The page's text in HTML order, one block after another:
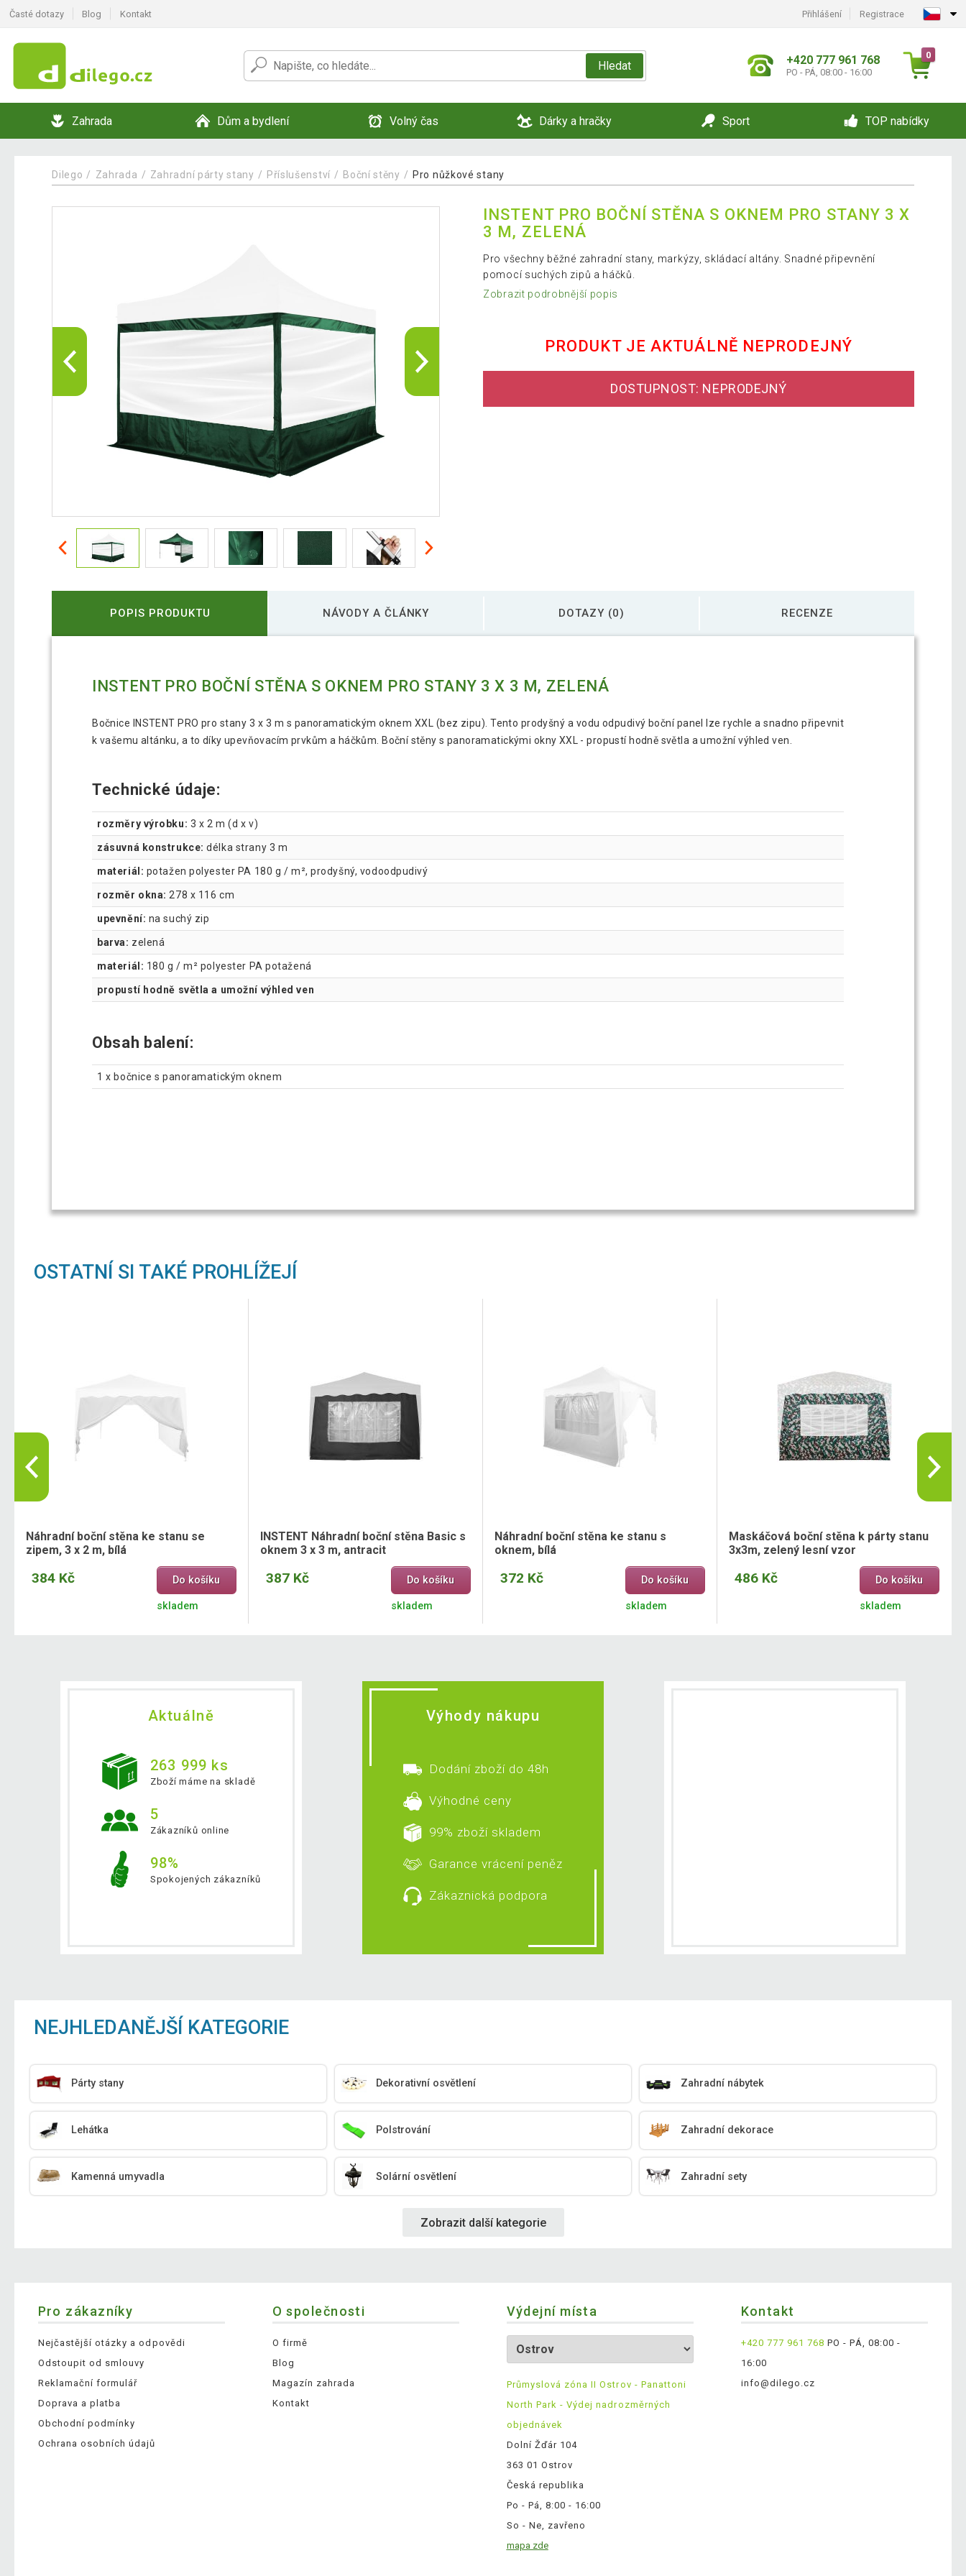
Časté dotazy Blog Kontakt Přihlášení Registrace
Hledat +420 777 961 768
PO - PÁ, 08:00 - 16:00
0
Zahrada Dům a bydlení Volný čas Dárky a hračky Sport TOP nabídky
Dilego Zahrada Zahradní párty stany Příslušenství Boční stěny Pro nůžkové stany
INSTENT PRO BOČNÍ STĚNA S OKNEM PRO STANY 3 X
3 M, ZELENÁ
Pro všechny běžné zahradní stany, markýzy, skládací altány. Snadné připevnění
pomocí suchých zipů a háčků.
Zobrazit podrobnější popis
PRODUKT JE AKTUÁLNĚ NEPRODEJNÝ
DOSTUPNOST: NEPRODEJNÝ
POPIS PRODUKTU NÁVODY A ČLÁNKY DOTAZY (0) RECENZE
INSTENT PRO BOČNÍ STĚNA S OKNEM PRO STANY 3 X 3 M, ZELENÁ
Bočnice INSTENT PRO pro stany 3 x 3 m s panoramatickým oknem XXL (bez zipu). Tento prodyšný a vodu odpudivý boční panel lze rychle a snadno připevnit
k vašemu altánku, a to díky upevňovacím prvkům a háčkům. Boční stěny s panoramatickými okny XXL - propustí hodně světla a umožní výhled ven.
Technické údaje:
rozměry výrobku: 3 x 2 m (d x v)
zásuvná konstrukce: délka strany 3 m
materiál: potažen polyester PA 180 g / m², prodyšný, vodoodpudivý
rozměr okna: 278 x 116 cm
upevnění: na suchý zip
barva: zelená
materiál: 180 g / m² polyester PA potažená
propustí hodně světla a umožní výhled ven
Obsah balení:
1 x bočnice s panoramatickým oknem
OSTATNÍ SI TAKÉ PROHLÍŽEJÍ
Náhradní boční stěna ke stanu se
zipem, 3 x 2 m, bílá
384 Kč Do košíku
skladem
INSTENT Náhradní boční stěna Basic s
oknem 3 x 3 m, antracit
387 Kč Do košíku
skladem
Náhradní boční stěna ke stanu s
oknem, bílá
372 Kč Do košíku
skladem
Maskáčová boční stěna k párty stanu
3x3m, zelený lesní vzor
486 Kč Do košíku
skladem
Aktuálně
263 999 ks
Zboží máme na skladě
5
Zákazníků online
98%
Spokojených zákazníků
Výhody nákupu
Dodání zboží do 48h
Výhodné ceny
99% zboží skladem
Garance vrácení peněz
Zákaznická podpora
NEJHLEDANĚJŠÍ KATEGORIE
Párty stany Dekorativní osvětlení Zahradní nábytek
Lehátka Polstrování Zahradní dekorace
Kamenná umyvadla Solární osvětlení Zahradní sety
Zobrazit další kategorie
Pro zákazníky
Nejčastější otázky a odpovědi
Odstoupit od smlouvy
Reklamační formulář
Doprava a platba
Obchodní podmínky
Ochrana osobních údajů
O společnosti
O firmě
Blog
Magazín zahrada
Kontakt
Výdejní místa
Průmyslová zóna II Ostrov - Panattoni
North Park - Výdej nadrozměrných
objednávek
Dolní Žďár 104
363 01 Ostrov
Česká republika
Po - Pá, 8:00 - 16:00
So - Ne, zavřeno
mapa zde
Kontakt
+420 777 961 768 PO - PÁ, 08:00 -
16:00
info@dilego.cz